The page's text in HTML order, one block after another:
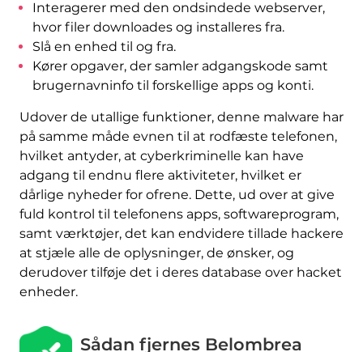
Interagerer med den ondsindede webserver,
hvor filer downloades og installeres fra.
Slå en enhed til og fra.
Kører opgaver, der samler adgangskode samt
brugernavninfo til forskellige apps og konti.
Udover de utallige funktioner, denne malware har
på samme måde evnen til at rodfæste telefonen,
hvilket antyder, at cyberkriminelle kan have
adgang til endnu flere aktiviteter, hvilket er
dårlige nyheder for ofrene. Dette, ud over at give
fuld kontrol til telefonens apps, softwareprogram,
samt værktøjer, det kan endvidere tillade hackere
at stjæle alle de oplysninger, de ønsker, og
derudover tilføje det i deres database over hacket
enheder.
Sådan fjernes Belombrea